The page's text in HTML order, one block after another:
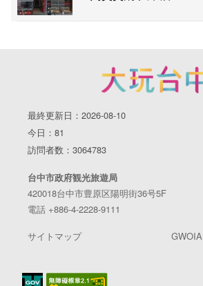
最終更新日：2026-08-10
今日：81
訪問者数：3064783
台中市政府観光旅遊局
420018台中市豊原区陽明街36号5F
電話 +886-4-2228-9111
サイトマップ GWOIA